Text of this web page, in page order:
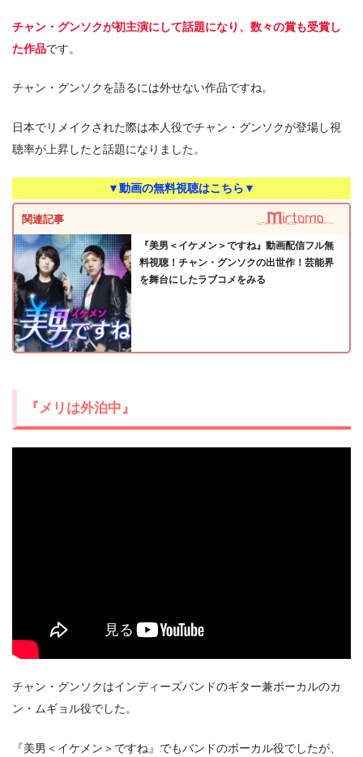
チャン・グンソクが初主演にして話題になり、数々の賞も受賞し
た作品です。
チャン・グンソクを語るには外せない作品ですね。
日本でリメイクされた際は本人役でチャン・グンソクが登場し視
聴率が上昇したと話題になりました。
▼動画の無料視聴はこちら▼
関連記事
『美男＜イケメン＞ですね』動画配信フル無
料視聴！チャン・グンソクの出世作！芸能界
を舞台にしたラブコメをみる
『メリは外泊中』
チャン・グンソクはインディーズバンドのギター兼ボーカルのカ
ン・ムギョル役でした。
『美男＜イケメン＞ですね』でもバンドのボーカル役でしたが、